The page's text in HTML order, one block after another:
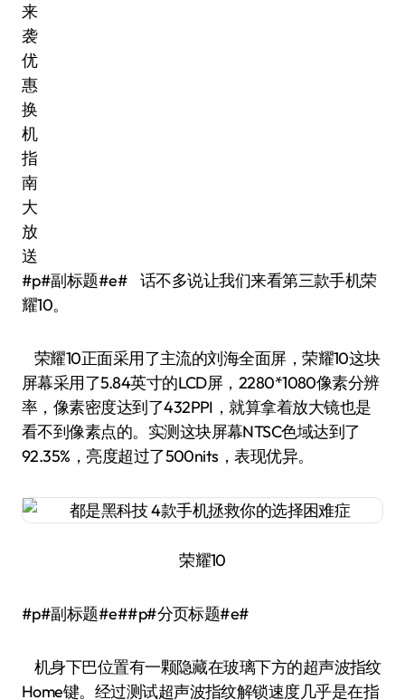
#p#副标题#e# 话不多说让我们来看第三款手机荣
耀10。
荣耀10正面采用了主流的刘海全面屏，荣耀10这块
屏幕采用了5.84英寸的LCD屏，2280*1080像素分辨
率，像素密度达到了432PPI，就算拿着放大镜也是
看不到像素点的。实测这块屏幕NTSC色域达到了
92.35%，亮度超过了500nits，表现优异。
荣耀10
#p#副标题#e##p#分页标题#e#
机身下巴位置有一颗隐藏在玻璃下方的超声波指纹
Home键。经过测试超声波指纹解锁速度几乎是在指